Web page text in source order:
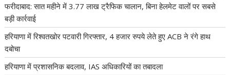
फरीदाबाद: सात महीने में 3.77 लाख ट्रैफिक चालान, बिना हेलमेट वालों पर सबसे
बड़ी कार्रवाई
हरियाणा में रिश्वतखोर पटवारी गिरफ्तार, 4 हजार रुपये लेते हुए ACB ने रंगे हाथ
दबोचा
हरियाणा में प्रशासनिक बदलाव, IAS अधिकारियों का तबादला